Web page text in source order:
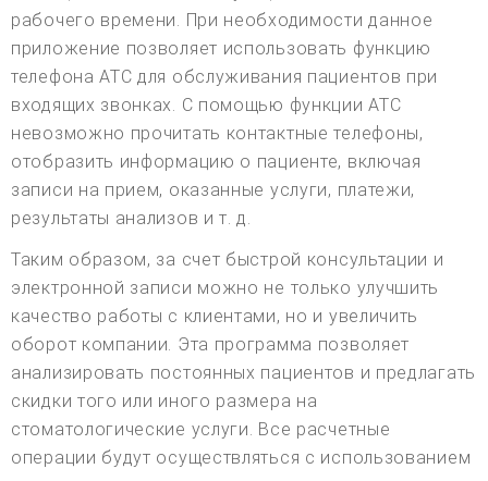
рабочего времени. При необходимости данное
приложение позволяет использовать функцию
телефона АТС для обслуживания пациентов при
входящих звонках. С помощью функции АТС
невозможно прочитать контактные телефоны,
отобразить информацию о пациенте, включая
записи на прием, оказанные услуги, платежи,
результаты анализов и т. д.
Таким образом, за счет быстрой консультации и
электронной записи можно не только улучшить
качество работы с клиентами, но и увеличить
оборот компании. Эта программа позволяет
анализировать постоянных пациентов и предлагать
скидки того или иного размера на
стоматологические услуги. Все расчетные
операции будут осуществляться с использованием